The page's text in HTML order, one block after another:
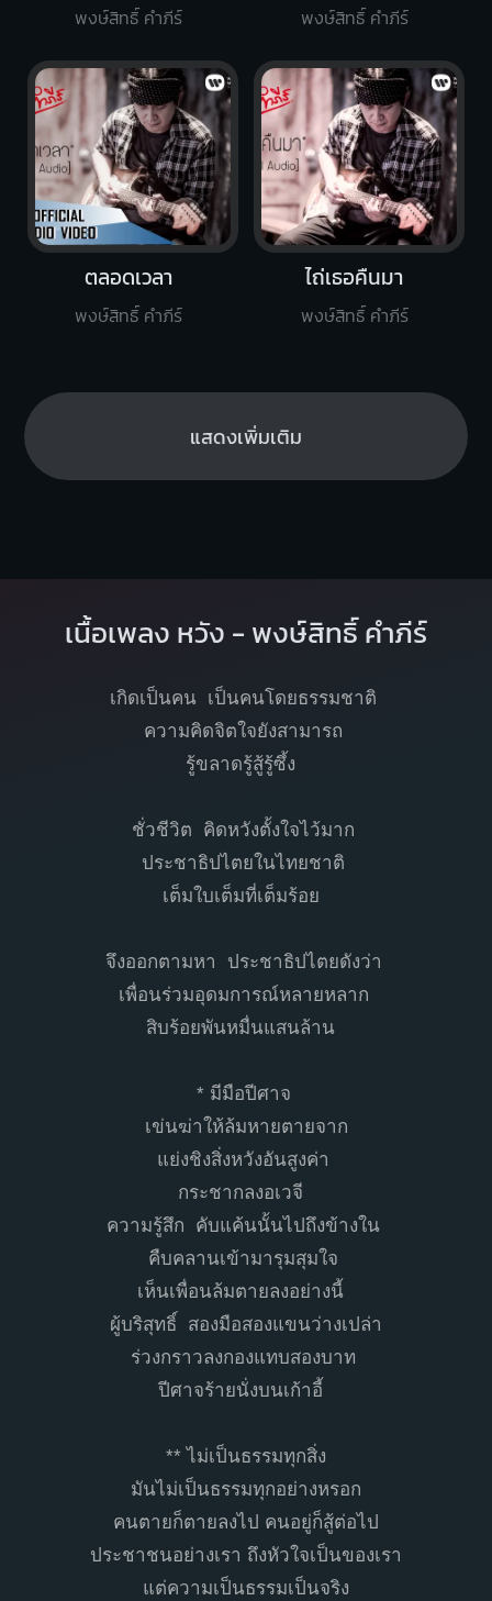
พงษ์สิทธิ์ คำภีร์ พงษ์สิทธิ์ คำภีร์
ตลอดเวลา
พงษ์สิทธิ์ คำภีร์
ไถ่เธอคืนมา
พงษ์สิทธิ์ คำภีร์
แสดงเพิ่มเติม
เนื้อเพลง หวัง - พงษ์สิทธิ์ คำภีร์
เกิดเป็นคน เป็นคนโดยธรรมชาติ
ความคิดจิตใจยังสามารถ
รู้ขลาดรู้สู้รู้ซึ้ง
ชั่วชีวิต คิดหวังตั้งใจไว้มาก
ประชาธิปไตยในไทยชาติ
เต็มใบเต็มที่เต็มร้อย
จึงออกตามหา ประชาธิปไตยดังว่า
เพื่อนร่วมอุดมการณ์หลายหลาก
สิบร้อยพันหมื่นแสนล้าน
* มีมือปีศาจ
เข่นฆ่าให้ล้มหายตายจาก
แย่งชิงสิ่งหวังอันสูงค่า
กระชากลงอเวจี
ความรู้สึก คับแค้นนั้นไปถึงข้างใน
คืบคลานเข้ามารุมสุมใจ
เห็นเพื่อนล้มตายลงอย่างนี้
ผู้บริสุทธิ์ สองมือสองแขนว่างเปล่า
ร่วงกราวลงกองแทบสองบาท
ปีศาจร้ายนั่งบนเก้าอี้
** ไม่เป็นธรรมทุกสิ่ง
มันไม่เป็นธรรมทุกอย่างหรอก
คนตายก็ตายลงไป คนอยู่ก็สู้ต่อไป
ประชาชนอย่างเรา ถึงหัวใจเป็นของเรา
แต่ความเป็นธรรมเป็นจริง